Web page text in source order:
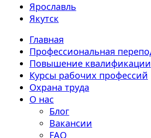
Ярославль
Якутск
Главная
Профессиональная
Повышение квалификации
Курсы рабочих профессий
Охрана труда
О нас
Блог
Вакансии
FAQ